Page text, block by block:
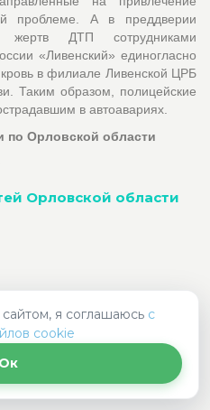
проблеме. А в преддверии
ДТП сотрудниками
«Ливенский» единогласно
в филиале Ливенской ЦРБ
Таким образом, полицейские
в автоавариях.
по Орловской области
Орловской области
я соглашаюсь с
cookie
Ок